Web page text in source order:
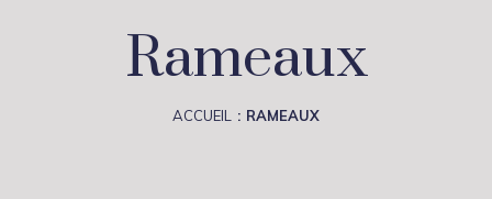
Rameaux
ACCUEIL RAMEAUX